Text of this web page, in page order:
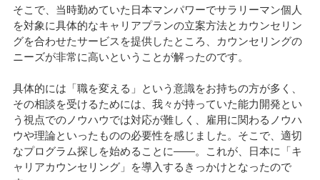
そこで、当時勤めていた日本マンパワーでサラリーマン個人
を対象に具体的なキャリアプランの立案方法とカウンセリン
グを合わせたサービスを提供したところ、カウンセリングの
ニーズが非常に高いということが解ったのです。
具体的には「職を変える」という意識をお持ちの方が多く、
その相談を受けるためには、我々が持っていた能力開発とい
う視点でのノウハウでは対応が難しく、雇用に関わるノウハ
ウや理論といったものの必要性を感じました。そこで、適切
なプログラム探しを始めることに——。これが、日本に「キ
ャリアカウンセリング」を導入するきっかけとなったので